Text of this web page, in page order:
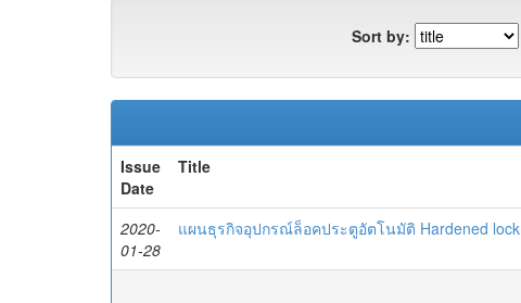
Sort by:
Issue
Date
Title
2020-
01-28
แผนธุรกิจอุปกรณ์ล็อคประตูอัตโนมัติ Hardened lock